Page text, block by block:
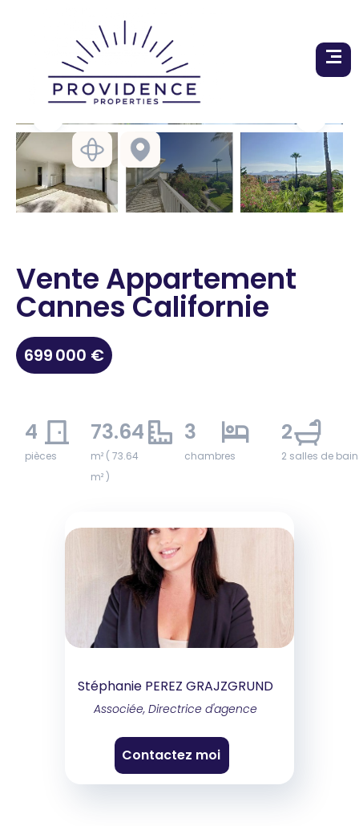
Vente Appartement
Cannes Californie
699 000 €
4
pièces
73.64
m² ( 73.64
m² )
3
chambres
2
2 salles de
Stéphanie PEREZ GRAJZGRUND
Associée, Directrice d'agence
Contactez moi